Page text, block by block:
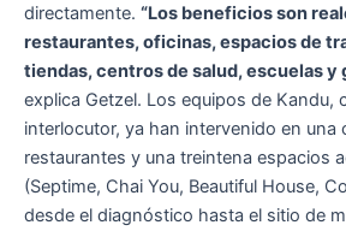
directamente. “Los beneficios son
restaurantes, oficinas, espacios de
tiendas, centros de salud, escuelas y
explica Getzel. Los equipos de Kandu,
interlocutor, ya han intervenido en una
restaurantes y una treintena espacios
(Septime, Chai You, Beautiful House,
desde el diagnóstico hasta el sitio de